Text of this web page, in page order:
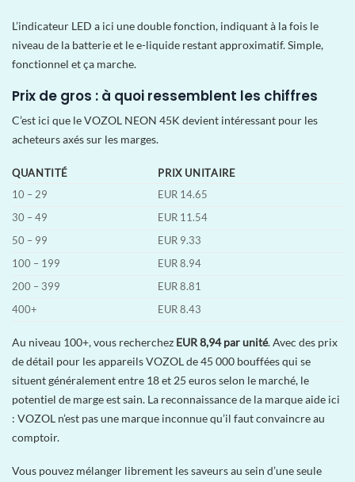
L’indicateur LED a ici une double fonction, indiquant à la fois le
niveau de la batterie et le e-liquide restant approximatif. Simple,
fonctionnel et ça marche.
Prix de gros : à quoi ressemblent les chiffres
C’est ici que le VOZOL NEON 45K devient intéressant pour les
acheteurs axés sur les marges.
QUANTITÉ
PRIX UNITAIRE
10 – 29
EUR 14.65
30 – 49
EUR 11.54
50 – 99
EUR 9.33
100 – 199
EUR 8.94
200 – 399
EUR 8.81
400+
EUR 8.43
Au niveau 100+, vous recherchez EUR 8,94 par unité. Avec des prix
de détail pour les appareils VOZOL de 45 000 bouffées qui se
situent généralement entre 18 et 25 euros selon le marché, le
potentiel de marge est sain. La reconnaissance de la marque aide ici
: VOZOL n’est pas une marque inconnue qu’il faut convaincre au
comptoir.
Vous pouvez mélanger librement les saveurs au sein d’une seule